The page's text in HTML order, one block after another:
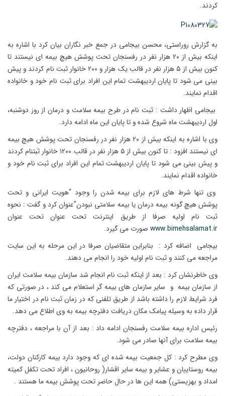
کردند.
به گزارش روراستی، محسن بیجامی در جمع خبر نگاران بیان کرد با اشاره به
اینکه بیش از ۲۰ هزار نفر در رفسنجان تحت پوشش هیچ بیمه ای نیستند تا
کنون بیش از ۵ هزار نفر در قالب یک هزار و ۲۰۰ خانوار ثبت نام کردند و پیش
بینی می شود تا پایان اردیبهشت تمام این افراد برای ثبت نام خود و خانواده
اقدام نمایند.
بیجامی اظهار داشت : ثبت نام در طرح بیمه سلامت و درمان از روز دوشنبه،
اول اردیبهشت ماه شروع شده و تا پایان این ماه ادامه دارد.
وی با اشاره به اینکه بیش از ۲۰ هزار نفر در رفسنجان تحت پوشش هیچ بیمه
ای نیستند افزود : تا کنون بیش از ۵ هزار نفر در قالب ۱۲۰۰ خانوار ثبتنام کردند
و پیش بینی می شود تا پایان اردیبهشت تمام این افراد برای ثبت نام خود و
خانواده اقدام نمایند.
وی تنها شرط های لازم برای بیمه شدن را وجود “هویت ایرانی و تحت
پوشش هیچ گونه بیمه درمان یا بیمه سلامتی نبودن”عنوان کرد و گفت : نحوه
ثبت نام اولیه صرفا از طریق اینترنت تحت عنوان تحت عنوان
www.bimehsalamat.ir صورت می گیرد.
بیجامی اضافه کرد : بنابراین متقاضیان صرفا در این مرحله به این سایت
مراجعه می کنند و ثبت نام اولیه خود را انجام می دهند.
وی خاطرنشان کرد : بعد از اینکه ثبت نام انجام شد سازمان بیمه سلامت ایران
از سازمان بیمه و سایر سازمان های بیمه گر استعلام می کند ، در صورتی که
فرد شرایط لازم را داشته باشد از طریق تلفنی که در زمان ثبت نام در اختیار ما
قرار داده به وسیله پیامک مکان دریافت دفترچه بیمه به وی اطلاع می دهد.
رئیس اداره بیمه سلامت رفسنجان ادامه داد : بعد از آن با مراجعه ، دفترچه
بیمه سلامت برای آنها صادر می شود.
وی مطرح کرد : کل جمعیت بیمه شده ای که وجود دارد بیمه کارکنان دولت،
بیمه روستاییان و عشایر و بیمه سایر اقشار( روحانیون ، افراد تحت تکفل کمیته
امداد و بهزیستی) همه این ها در حال حاضر تحت پوشش بیمه ما هستند .